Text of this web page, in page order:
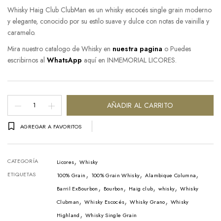
Whisky Haig Club ClubMan es un whisky escocés single grain moderno
y elegante, conocido por su estilo suave y dulce con notas de vainilla y
caramelo.
Mira nuestro catalogo de Whisky en nuestra pagina o Puedes
escribirnos al WhatsApp aquí en INMEMORIAL LICORES.
Whisky
Haig
Club
ClubMan
Botella
-
AÑADIR AL CARRITO
AGREGAR A FAVORITOS
CATEGORÍA Licores,Whisky
ETIQUETAS
100% Grain, 100% Grain Whisky,Alambique Columna,
Barril ExBourbon, Bourbon, Haig club,whisky,Whisky
Clubman,Whisky Escocés,Whisky Grano, Whisky
Highland, Whisky Single Grain